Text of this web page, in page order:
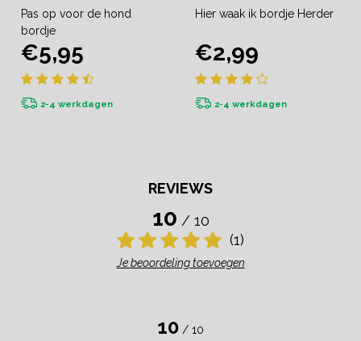
Pas op voor de hond
bordje
€5,95
2-4 werkdagen
Hier waak ik bordje Herder
€2,99
2-4 werkdagen
REVIEWS
10 / 10
(1)
Je beoordeling toevoegen
10 / 10